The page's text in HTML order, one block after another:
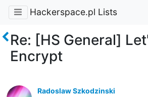
Hackerspace.pl Lists
Re: [HS General]
Encrypt
Radoslaw Szkodzinski